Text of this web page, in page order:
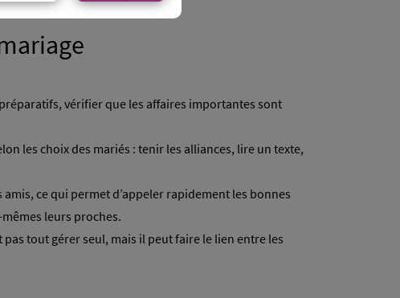
vérifier que les affaires importantes sont
les choix des mariés : tenir les alliances, lire un texte,
ce qui permet d’appeler rapidement les bonnes
leurs proches.
tout gérer seul, mais il peut faire le lien entre les